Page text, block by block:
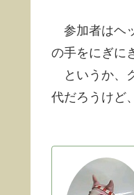
参加者はヘ
の手をにぎに
というか、
代だろうけど